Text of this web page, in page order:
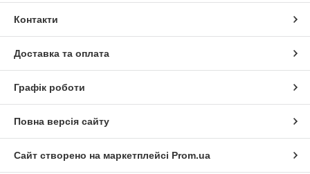
Контакти
Доставка та оплата
Графік роботи
Повна версія сайту
Сайт створено на маркетплейсі Prom.ua